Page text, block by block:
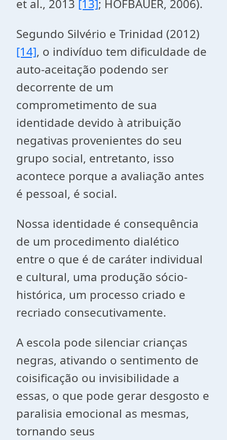
et al., 2013 [13]; HOFBAUER, 2006).
Segundo Silvério e Trinidad (2012)
[14], o indivíduo tem dificuldade de
auto-aceitação podendo ser
decorrente de um
comprometimento de sua
identidade devido à atribuição
negativas provenientes do seu
grupo social, entretanto, isso
acontece porque a avaliação antes
é pessoal, é social.
Nossa identidade é consequência
de um procedimento dialético
entre o que é de caráter individual
e cultural, uma produção sócio-
histórica, um processo criado e
recriado consecutivamente.
A escola pode silenciar crianças
negras, ativando o sentimento de
coisificação ou invisibilidade a
essas, o que pode gerar desgosto e
paralisia emocional as mesmas,
tornando seus